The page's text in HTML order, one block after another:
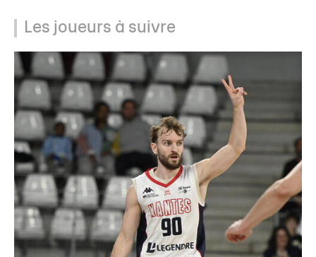
Les joueurs à suivre